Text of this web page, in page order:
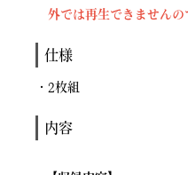
外では再生できませんの
仕様
・2枚組
内容